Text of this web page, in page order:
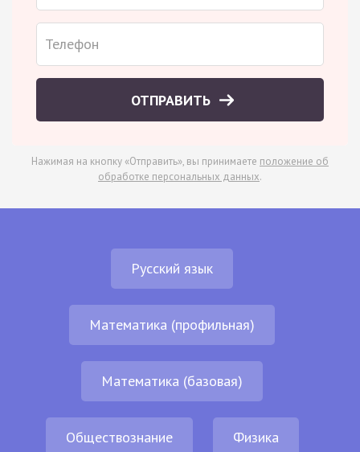
ОТПРАВИТЬ
Нажимая на кнопку «Отправить», вы принимаете положение об
обработке персональных данных.
Русский язык
Математика (профильная)
Математика (базовая)
Обществознание Физика